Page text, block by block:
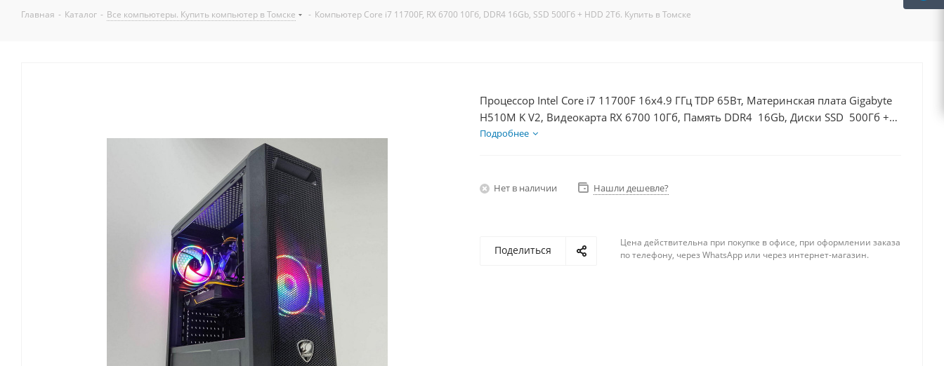
Главная - Каталог - Все компьютеры. Купить компьютер в Томске - Компьютер Core i7 11700F, RX 6700 10Гб, DDR4 16Gb, SSD 500Гб + HDD 2Тб. Купить в Томске
Процессор Intel Core i7 11700F 16x4.9 ГГц TDP 65Вт, Материнская плата Gigabyte
H510M K V2, Видеокарта RX 6700 10Гб, Память DDR4 16Gb, Диски SSD 500Гб +
HDD 2Тб, БП 600Вт
Подробнее
Нет в наличии Нашли дешевле?
Поделиться
Цена действительна при покупке в офисе, при оформлении заказа
по телефону, через WhatsApp или через интернет-магазин.